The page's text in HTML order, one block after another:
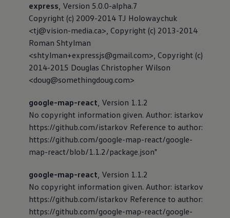
express, Version 5.0.0-alpha.7
Copyright (c) 2009-2014 TJ Holowaychuk
<tj@vision-media.ca>, Copyright (c) 2013-2014
Roman Shtylman
<shtylman+expressjs@gmail.com>, Copyright (c)
2014-2015 Douglas Christopher Wilson
<doug@somethingdoug.com>
google-map-react, Version 1.1.2
No copyright information given. Author: istarkov
https://github.com/istarkov Reference to author:
https://github.com/google-map-react/google-
map-react/blob/1.1.2/package.json"
google-map-react, Version 1.1.2
No copyright information given. Author: istarkov
https://github.com/istarkov Reference to author:
https://github.com/google-map-react/google-